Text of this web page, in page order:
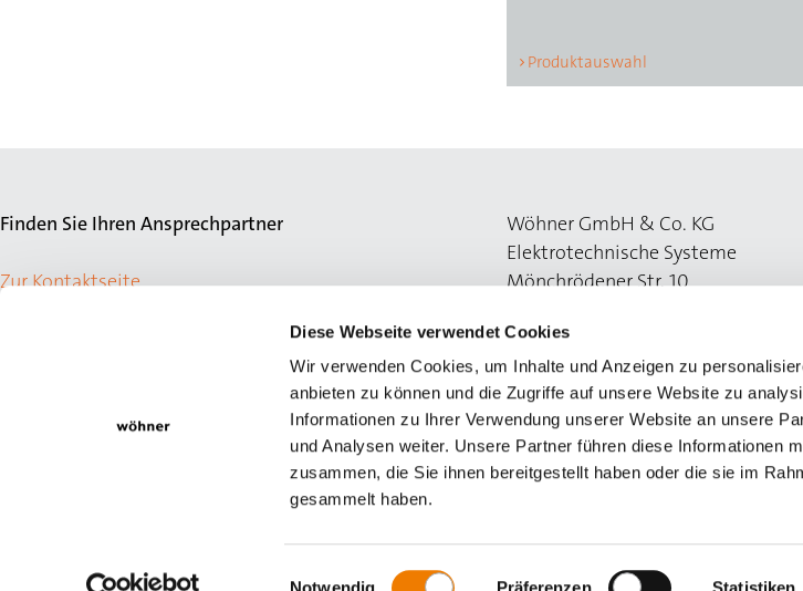
Diese Webseite verwendet Cookies
Wir verwenden Cookies, um Inhalte und Anzeigen zu
anbieten zu können und die Zugriffe auf unsere Website zu
Informationen zu Ihrer Verwendung unserer Website an unsere
und Analysen weiter. Unsere Partner führen diese Informationen
zusammen, die Sie ihnen bereitgestellt haben oder die sie im
gesammelt haben.
Einwilligungsauswahl
Notwendig Präferenzen Statistiken
Produktauswahl
Finden Sie Ihren Ansprechpartner
Zur Kontaktseite
Wöhner GmbH & Co. KG
Elektrotechnische Systeme
Mönchrödener Str. 10